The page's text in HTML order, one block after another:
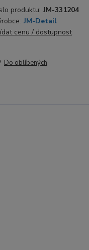
produktu: JM-331204
JM-Detail
cenu / dostupnost
Do oblíbených